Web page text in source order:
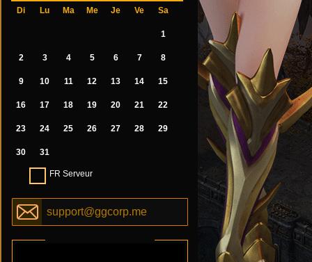
Di
Lu Ma Me Je Ve Sa
1
2 3 4 5 6 7 8
9 10 11 12 13 14 15
16 17 18 19 20 21 22
23 24 25 26 27 28 29
30 31
FR Serveur
support@ggcorp.me